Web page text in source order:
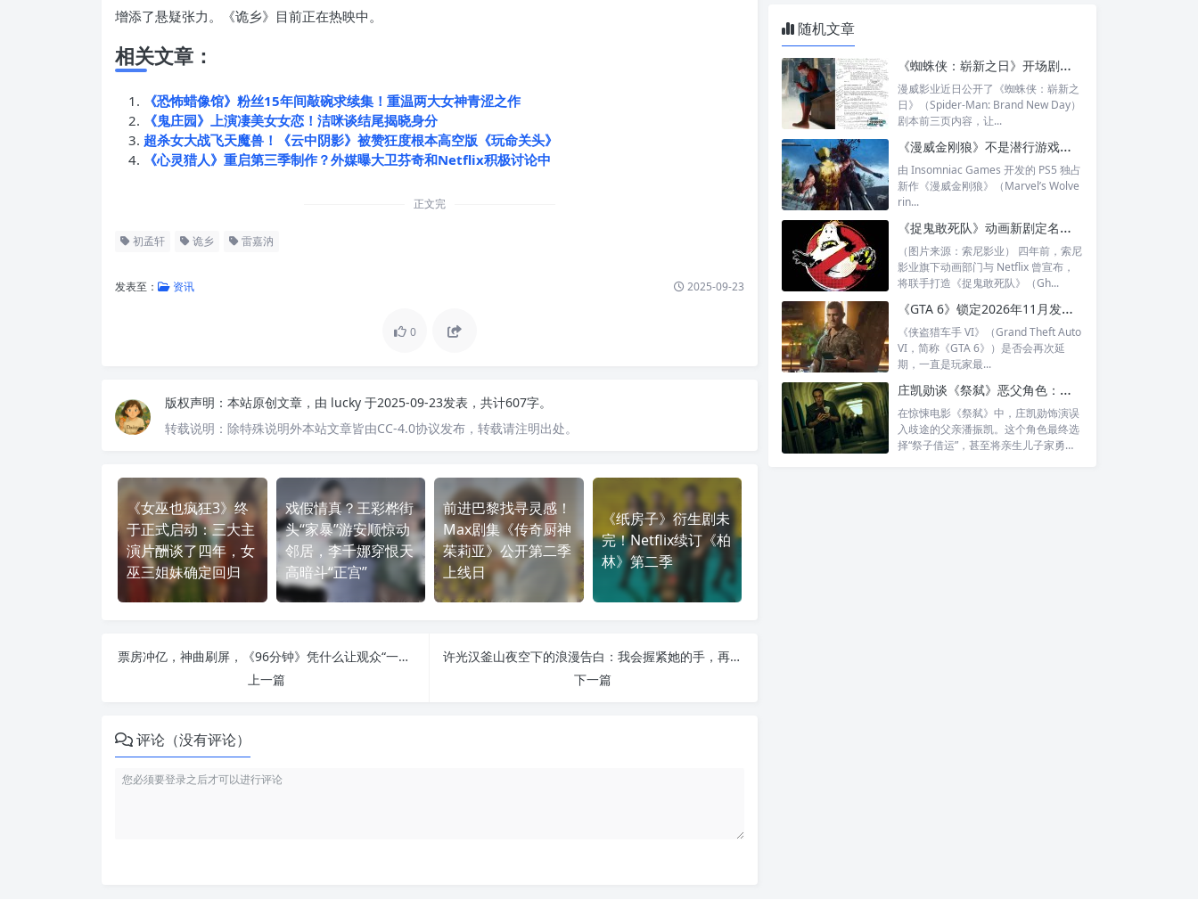
增添了悬疑张力。《诡乡》目前正在热映中。
相关文章：
《恐怖蜡像馆》粉丝15年间敲碗求续集！重温两大女神青涩之作
《鬼庄园》上演凄美女女恋！洁咪谈结尾揭晓身分
超杀女大战飞天魔兽！《云中阴影》被赞狂度根本高空版《玩命关头》
《心灵猎人》重启第三季制作？外媒曝大卫芬奇和Netflix积极讨论中
正文完
初孟轩 诡乡 雷嘉汭
发表至： 资讯 2025-09-23
0
版权声明： 本站原创文章，由 lucky 于2025-09-23发表，共计607字。
转载说明： 除特殊说明外本站文章皆由CC-4.0协议发布，转载请注明出处。
《女巫也疯狂3》终
于正式启动：三大主
演片酬谈了四年，女
巫三姐妹确定回归
戏假情真？王彩桦街
头“家暴”游安顺惊动
邻居，李千娜穿恨天
高暗斗“正宫”
前进巴黎找寻灵感！
Max剧集《传奇厨神
茱莉亚》公开第二季
上线日
《纸房子》衍生剧未
完！Netflix续订《柏
林》第二季
票房冲亿，神曲刷屏，《96分钟》凭什么让观众“一听就爆哭”？
上一篇
许光汉釜山夜空下的浪漫告白：我会握紧她的手，再久一点
下一篇
评论（没有评论）
随机文章
《蜘蛛侠：崭新之日》开场剧本首曝：被世界遗忘的彼得，如何独自开启新阶段？
漫威影业近日公开了《蜘蛛侠：崭新之
日》（Spider-Man: Brand New Day）
剧本前三页内容，让...
《漫威金刚狼》不是潜行游戏：罗根可以暗中猎杀，也能正面撕碎战场
由 Insomniac Games 开发的 PS5 独占
新作《漫威金刚狼》（Marvel’s Wolve
rin...
《捉鬼敢死队》动画新剧定名《夜班任务》：经典总部前揭晓，明年登陆 Netflix
（图片来源：索尼影业） 四年前，索尼
影业旗下动画部门与 Netflix 曾宣布，
将联手打造《捉鬼敢死队》（Gh...
《GTA 6》锁定2026年11月发售：不再延期？R星夏季启动宣传
《侠盗猎车手 VI》（Grand Theft Auto
VI，简称《GTA 6》）是否会再次延
期，一直是玩家最...
庄凯勋谈《祭弑》恶父角色：没人会一秒变恶魔，“如果有钱我也可以很善良”
在惊悚电影《祭弑》中，庄凯勋饰演误
入歧途的父亲潘振凯。这个角色最终选
择“祭子借运”，甚至将亲生儿子家勇